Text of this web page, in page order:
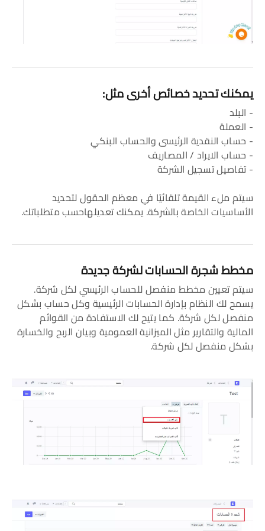
يمكنك تحديد خصائص أخرى مثل:
- البلد
- العملة
- حساب النقدية الرئيسى والحساب البنكي
- حساب الايراد / المصاريف
- تفاصيل تسجيل الشركة
سيتم ملء القيمة تلقائيًا في معظم الحقول لتحديد
الأساسيات الخاصة بالشركة. يمكنك تعديلهاحسب متطلباتك.
مخطط شجرة الحسابات لشركة جديدة
سيتم تعيين مخطط منفصل للحساب الرئيسي لكل شركة.
يسمح لك النظام بإدارة الحسابات الرئيسية وكل حساب بشكل
منفصل لكل شركة. كما يتيح لك الاستفادة من القوائم
المالية والتقارير مثل الميزانية العمومية وبيان الربح والخسارة
بشكل منفصل لكل شركة.